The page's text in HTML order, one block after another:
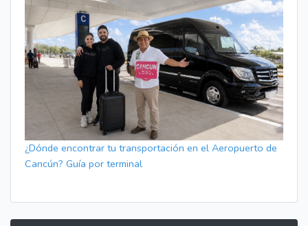
¿Dónde encontrar tu transportación en el Aeropuerto de
Cancún? Guía por terminal